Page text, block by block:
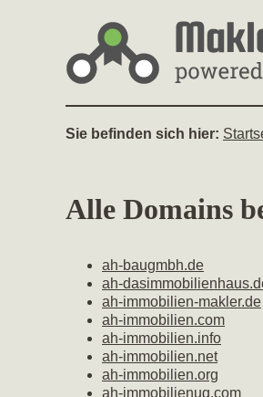
Sie befinden sich hier:
Alle Domains
ah-baugmbh.de
ah-
ah-immobilien-makler.de
ah-immobilien.com
ah-immobilien.info
ah-immobilien.net
ah-immobilien.org
ah-immobilienug.com